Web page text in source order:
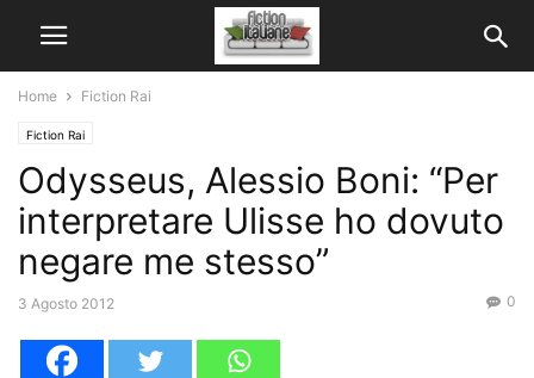
Home Fiction Rai
Fiction Rai
Odysseus, Alessio Boni: “Per
interpretare Ulisse ho dovuto
negare me stesso”
3 Agosto 2012 0